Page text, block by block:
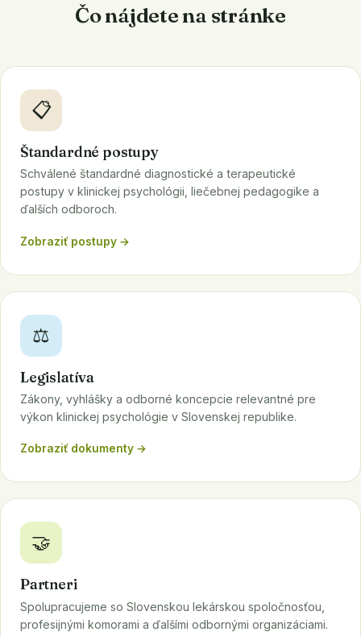
Čo nájdete na stránke
📋
Štandardné postupy
Schválené štandardné diagnostické a terapeutické
postupy v klinickej psychológii, liečebnej pedagogike a
ďalších odboroch.
Zobraziť postupy →
⚖️
Legislatíva
Zákony, vyhlášky a odborné koncepcie relevantné pre
výkon klinickej psychológie v Slovenskej republike.
Zobraziť dokumenty →
🤝
Partneri
Spolupracujeme so Slovenskou lekárskou spoločnosťou,
profesijnými komorami a ďalšími odbornými organizáciami.